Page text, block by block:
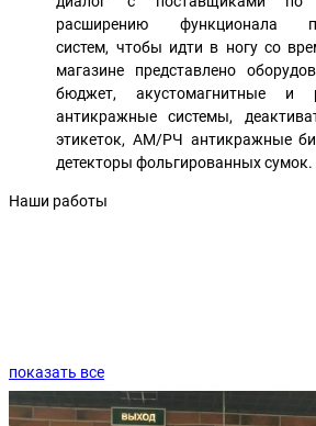
расширению функционала
систем, чтобы идти в ногу со
магазине представлено
бюджет, акустомагнитные и
антикражные системы,
этикеток, АМ/РЧ антикражные
детекторы фольгированных сумок.
Наши работы
показать все